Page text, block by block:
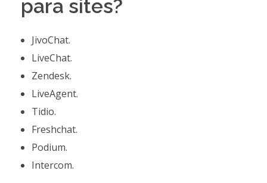
para sites?
JivoChat.
LiveChat.
Zendesk.
LiveAgent.
Tidio.
Freshchat.
Podium.
Intercom.